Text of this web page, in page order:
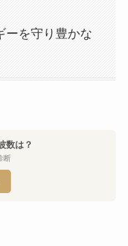
ーを守り豊かな
数は？
断